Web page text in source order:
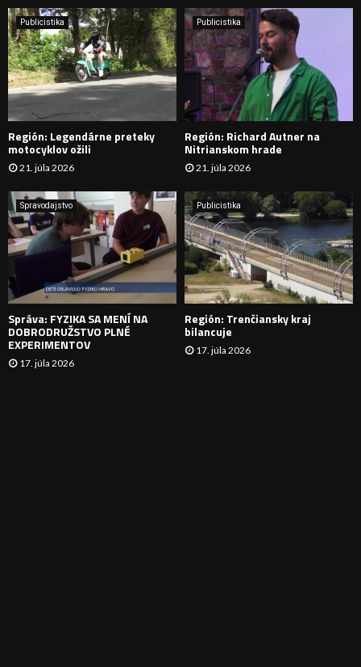
i
e
:
H
D
A
N
I
E
Publicistika
Región: Legendárne preteky
motocyklov ožili
21. júla 2026
Publicistika
Región: Richard Autner na
Nitrianskom hrade
21. júla 2026
Spravodajstvo
Správa: FYZIKA SA MENÍ NA
DOBRODRUŽSTVO PLNÉ
EXPERIMENTOV
17. júla 2026
Publicistika
Región: Trenčiansky kraj
bilancuje
17. júla 2026